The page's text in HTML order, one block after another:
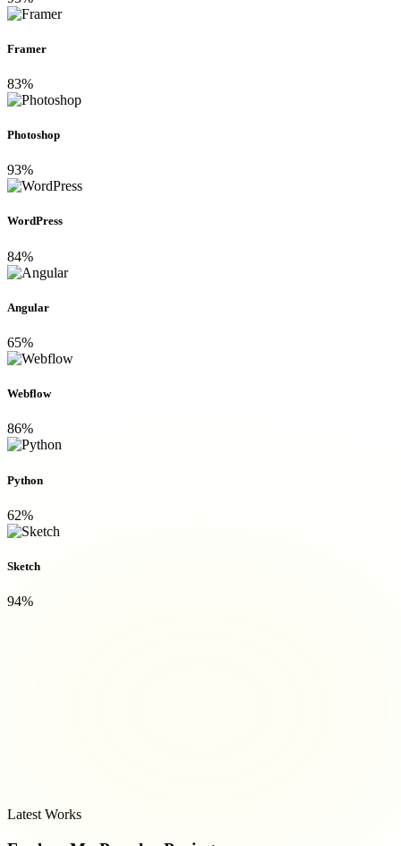
Framer
83%
Photoshop
93%
WordPress
84%
Angular
65%
Webflow
86%
Python
62%
Sketch
94%
Latest Works